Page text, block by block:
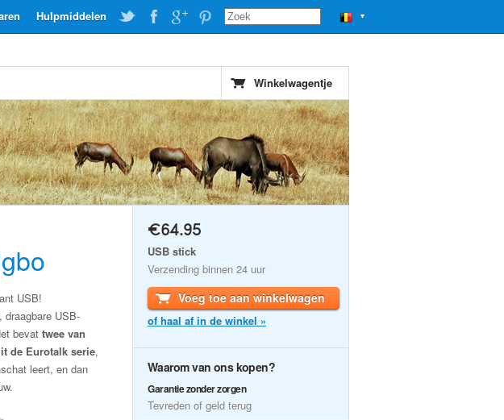
▼
Hulpmiddelen
Winkelwagentje
USB!
draagbare USB-
bevat twee van
de Eurotalk serie,
leert, en dan
€64.95
USB stick
Verzending binnen 24 uur
Voeg toe aan winkelwagen
of haal af in de winkel »
Waarom van ons kopen?
Garantie zonder zorgen
Tevreden of geld terug